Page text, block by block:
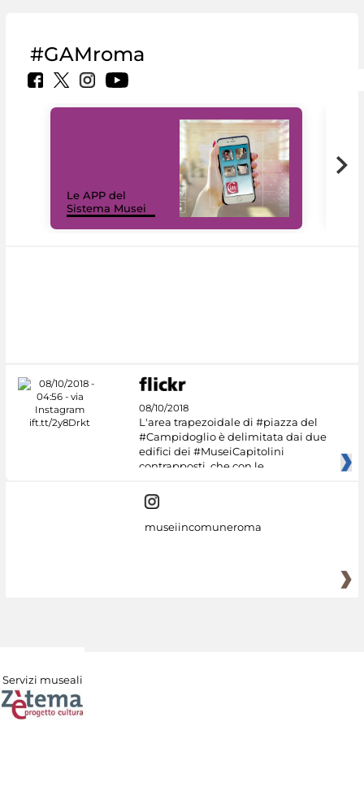
#GAMroma
Le APP del
Sistema Musei
08/10/2018
L'area trapezoidale di #piazza del
#Campidoglio è delimitata dai due
edifici dei #MuseiCapitolini
contrapposti, che con le
museiincomuneroma
Servizi museali